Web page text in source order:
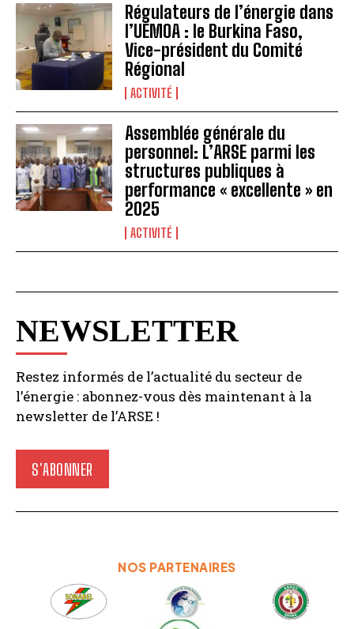
Régulateurs de l’énergie dans
l’UEMOA : le Burkina Faso,
Vice-président du Comité
Régional
ACTIVITÉ
Assemblée générale du
personnel: L’ARSE parmi les
structures publiques à
performance « excellente » en
2025
ACTIVITÉ
NEWSLETTER
Restez informés de l’actualité du secteur de
l’énergie : abonnez-vous dès maintenant à la
newsletter de l’ARSE !
S'ABONNER
NOS PARTENAIRES